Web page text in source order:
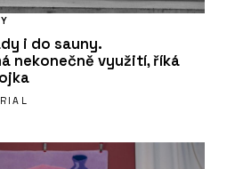
i do sauny.
nekonečně využití, říká